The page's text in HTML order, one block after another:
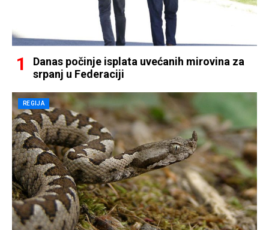
Danas počinje isplata uvećanih mirovina za
srpanj u Federaciji
REGIJA